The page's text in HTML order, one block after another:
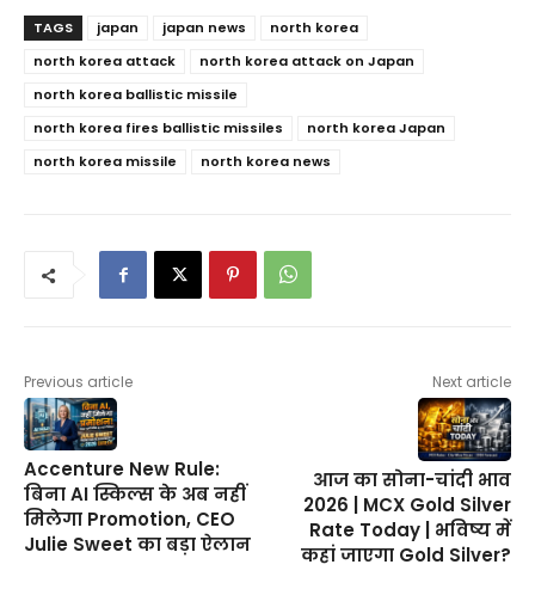
TAGS japan japan news
north korea
north korea attack
north korea attack on Japan
north korea ballistic missile
north korea fires ballistic missiles
north korea Japan
north korea missile
north korea news
Previous article
Accenture New Rule:
बिना AI स्किल्स के अब नहीं
मिलेगा Promotion, CEO
Julie Sweet का बड़ा ऐलान
Next article
आज का सोना-चांदी भाव
2026 | MCX Gold Silver
Rate Today | भविष्य में
कहां जाएगा Gold Silver?